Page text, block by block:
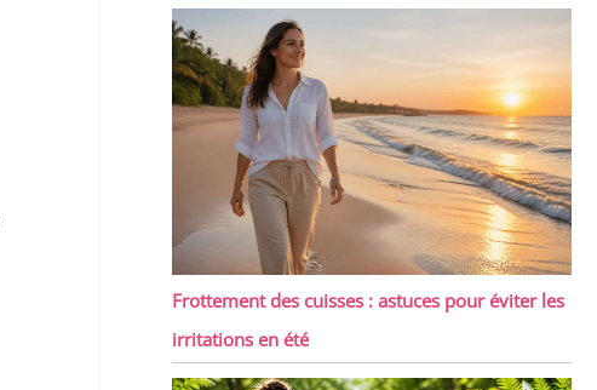
Frottement des cuisses : astuces pour éviter les
irritations en été